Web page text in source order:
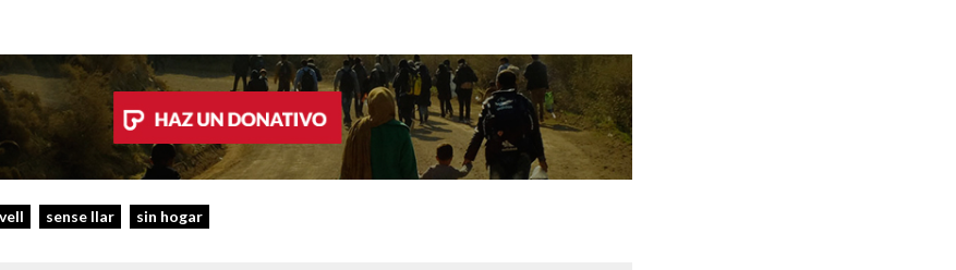
sense llar sin hogar